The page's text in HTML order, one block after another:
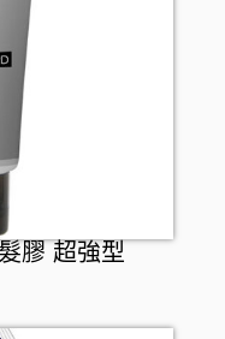
膠 超強型